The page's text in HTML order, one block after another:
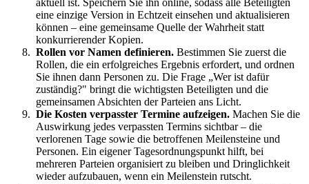
aktuell ist. Speichern Sie ihn online, sodass alle Beteiligten
eine einzige Version in Echtzeit einsehen und aktualisieren
können – eine gemeinsame Quelle der Wahrheit statt
konkurrierender Kopien.
Rollen vor Namen definieren. Bestimmen Sie zuerst die
Rollen, die ein erfolgreiches Ergebnis erfordert, und ordnen
Sie ihnen dann Personen zu. Die Frage „Wer ist dafür
zuständig?" bringt die wichtigsten Beteiligten und die
gemeinsamen Absichten der Parteien ans Licht.
Die Kosten verpasster Termine aufzeigen. Machen Sie die
Auswirkung jedes verpassten Termins sichtbar – die
verlorenen Tage sowie die betroffenen Meilensteine und
Personen. Ein eigener Tagesordnungspunkt hilft, bei
mehreren Parteien organisiert zu bleiben und Dringlichkeit
wieder aufzubauen, wenn ein Meilenstein rutscht.